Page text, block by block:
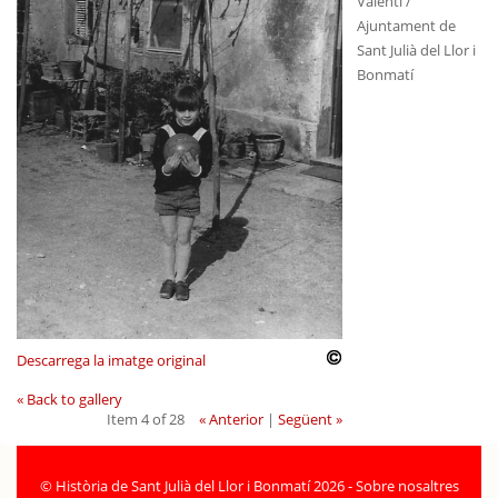
Descarrega la imatge original
« Back to gallery
Item 4 of 28
« Anterior| Següent »
Ajuntament de
Sant Julià del Llor i
Bonmatí
© Història de Sant Julià del Llor i Bonmatí 2026-Sobre nosaltres